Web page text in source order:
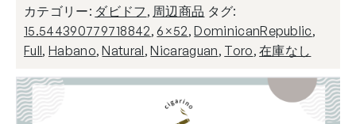
カテゴリー: ダビドフ , 周辺商品 タグ:
15.544390779718842,6×52,DominicanRepublic,
Full, Habano,Natural,Nicaraguan, Toro,在庫なし